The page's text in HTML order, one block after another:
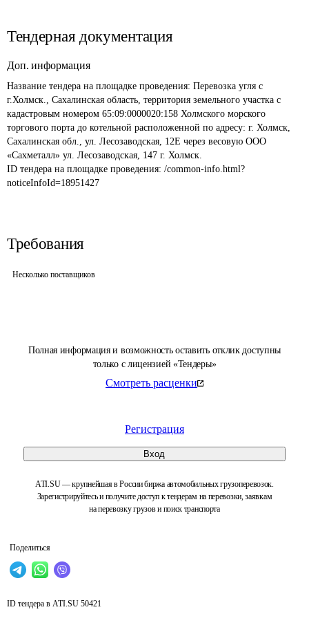
Полная информация и возможность оставить отклик доступны
только с лицензией «Тендеры»
Смотреть расценки
Регистрация
Вход
ATI.SU — крупнейшая в России биржа автомобильных грузоперевозок.
Зарегистрируйтесь и получите доступ к тендерам на перевозки, заявкам
на перевозку грузов и поиск транспорта
Поделиться
Тендерная документация
Доп. информация
Название тендера на площадке проведения: Перевозка угля с
г.Холмск., Сахалинская область, территория земельного участка с
кадастровым номером 65:09:0000020:158 Холмского морского
торгового порта до котельной расположенной по адресу: г. Холмск,
Сахалинская обл., ул. Лесозаводская, 12Е через весовую ООО
«Сахметалл» ул. Лесозаводская, 147 г. Холмск.
ID тендера на площадке проведения: /common-info.html?
noticeInfoId=18951427
Требования
Несколько поставщиков
ID тендера в ATI.SU 50421